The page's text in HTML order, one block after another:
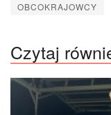
OBCOKRAJOWCY
Czytaj